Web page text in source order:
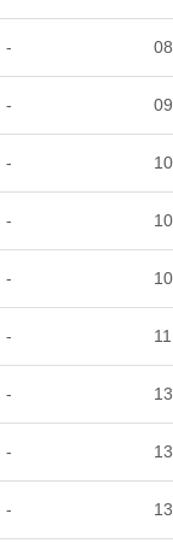
-
-
-
-
-
-
-
-
-